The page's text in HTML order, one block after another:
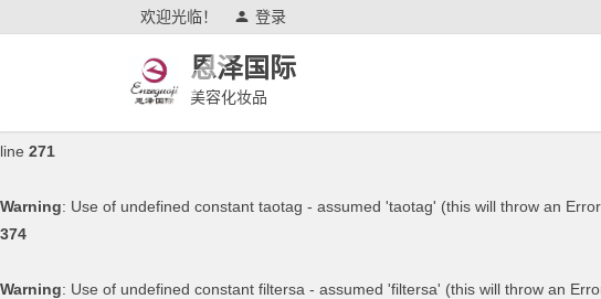
line 271
Warning: Use of undefined constant taotag - assumed 'taotag' (this will throw an
374
Warning: Use of undefined constant filtersa - assumed 'filtersa' (this will throw an
欢迎光临！ 登录
恩泽国际
美容化妆品